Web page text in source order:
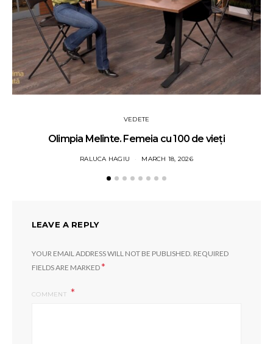
VEDETE
Olimpia Melinte. Femeia cu 100 de vieți
RALUCA HAGIU MARCH 18, 2026
LEAVE A REPLY
YOUR EMAIL ADDRESS WILL NOT BE PUBLISHED. REQUIRED
FIELDS ARE MARKED*
COMMENT